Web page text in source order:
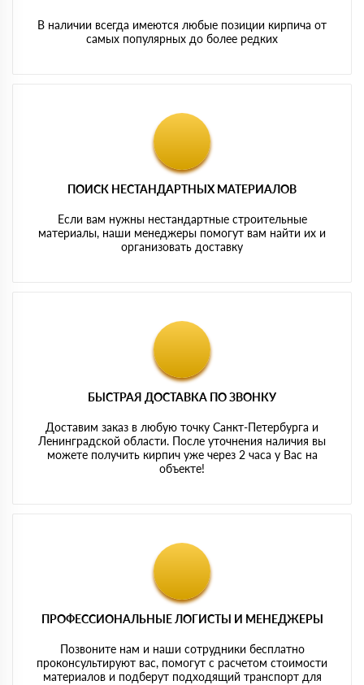
В наличии всегда имеются любые позиции кирпича от
самых популярных до более редких
ПОИСК НЕСТАНДАРТНЫХ МАТЕРИАЛОВ
Если вам нужны нестандартные строительные
материалы, наши менеджеры помогут вам найти их и
организовать доставку
БЫСТРАЯ ДОСТАВКА ПО ЗВОНКУ
Доставим заказ в любую точку Санкт-Петербурга и
Ленинградской области. После уточнения наличия вы
можете получить кирпич уже через 2 часа у Вас на
объекте!
ПРОФЕССИОНАЛЬНЫЕ ЛОГИСТЫ И МЕНЕДЖЕРЫ
Позвоните нам и наши сотрудники бесплатно
проконсультируют вас, помогут с расчетом стоимости
материалов и подберут подходящий транспорт для